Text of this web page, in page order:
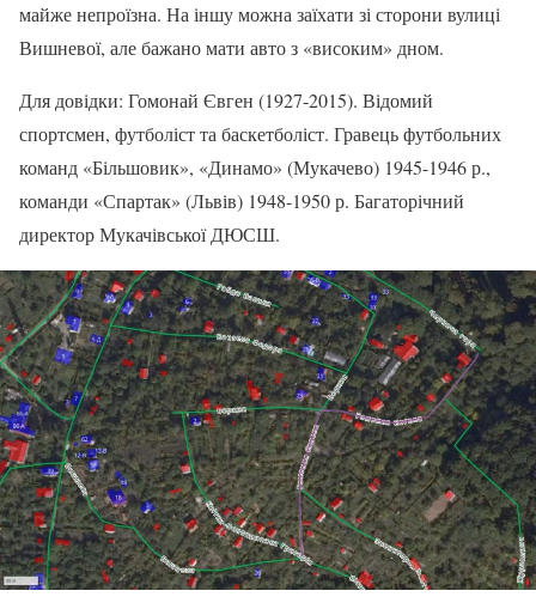
майже непроїзна. На іншу можна заїхати зі сторони вулиці
Вишневої, але бажано мати авто з «високим» дном.
Для довідки: Гомонай Євген (1927-2015). Відомий
спортсмен, футболіст та баскетболіст. Гравець футбольних
команд «Більшовик», «Динамо» (Мукачево) 1945-1946 р.,
команди «Спартак» (Львів) 1948-1950 р. Багаторічний
директор Мукачівської ДЮСШ.